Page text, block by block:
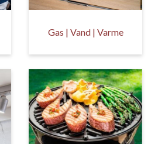
Gas | Vand | Varme